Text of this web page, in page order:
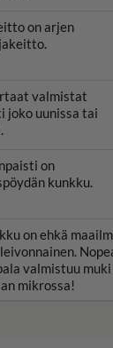
on arjen
valmistat
joko uunissa tai
on
kunkku.
on ehkä
valmistuu muki
mikrossa!